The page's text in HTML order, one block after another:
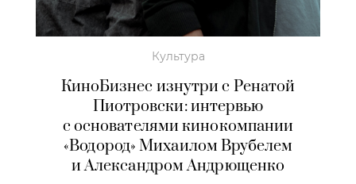
Культура
КиноБизнес изнутри с Ренатой
Пиотровски: интервью
с основателями кинокомпании
«Водород» Михаилом Врубелем
и Александром Андрющенко